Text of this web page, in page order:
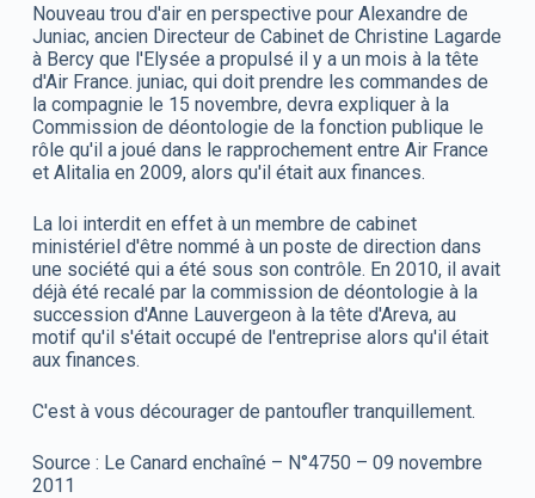
Nouveau trou d'air en perspective pour Alexandre de
Juniac, ancien Directeur de Cabinet de Christine Lagarde
à Bercy que l'Elysée a propulsé il y a un mois à la tête
d'Air France. juniac, qui doit prendre les commandes de
la compagnie le 15 novembre, devra expliquer à la
Commission de déontologie de la fonction publique le
rôle qu'il a joué dans le rapprochement entre Air France
et Alitalia en 2009, alors qu'il était aux finances.
La loi interdit en effet à un membre de cabinet
ministériel d'être nommé à un poste de direction dans
une société qui a été sous son contrôle. En 2010, il avait
déjà été recalé par la commission de déontologie à la
succession d'Anne Lauvergeon à la tête d'Areva, au
motif qu'il s'était occupé de l'entreprise alors qu'il était
aux finances.
C'est à vous décourager de pantoufler tranquillement.
Source : Le Canard enchaîné – N°4750 – 09 novembre
2011